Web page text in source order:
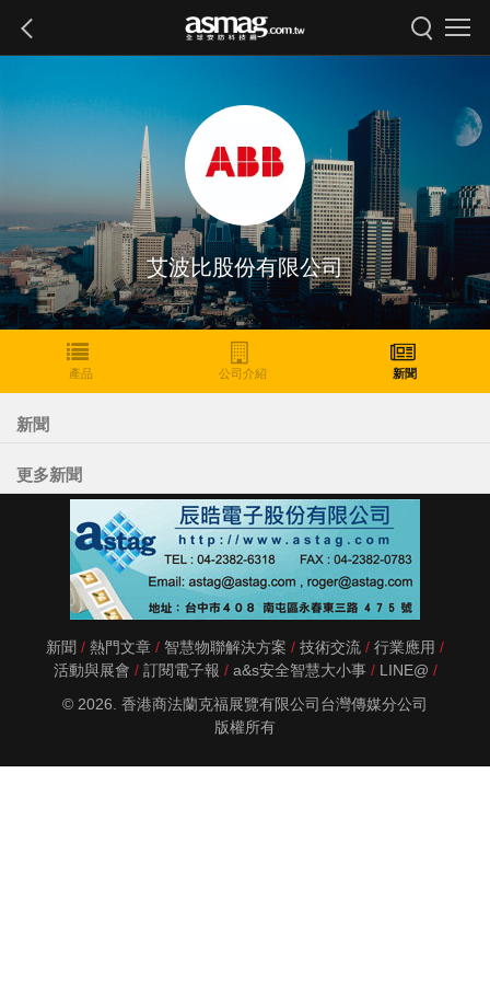
艾波比股份有限公司
產品 公司介紹 新聞
新聞
更多新聞
新聞 熱門文章 智慧物聯解決方案 技術交流
行業應用
活動與展會
訂閱電子報 a&s安全智慧大小事
LINE@
© 2026. 香港商法蘭克福展覽有限公司台灣傳媒分公司
版權所有